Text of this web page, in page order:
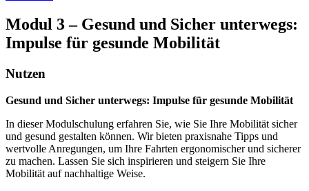
Modul 3 – Gesund und Sicher unterwegs:
Impulse für gesunde Mobilität
Nutzen
Gesund und Sicher unterwegs: Impulse für gesunde Mobilität
In dieser Modulschulung erfahren Sie, wie Sie Ihre Mobilität sicher
und gesund gestalten können. Wir bieten praxisnahe Tipps und
wertvolle Anregungen, um Ihre Fahrten ergonomischer und sicherer
zu machen. Lassen Sie sich inspirieren und steigern Sie Ihre
Mobilität auf nachhaltige Weise.